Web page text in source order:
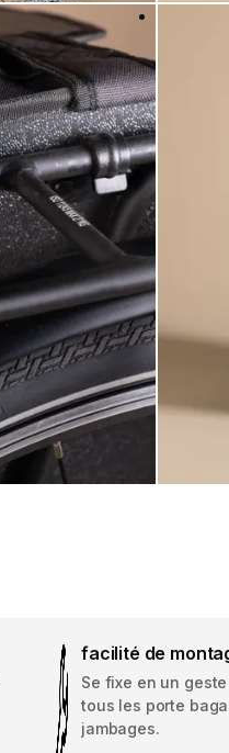
facilité de
Se fixe en un
tous les porte
jambages.